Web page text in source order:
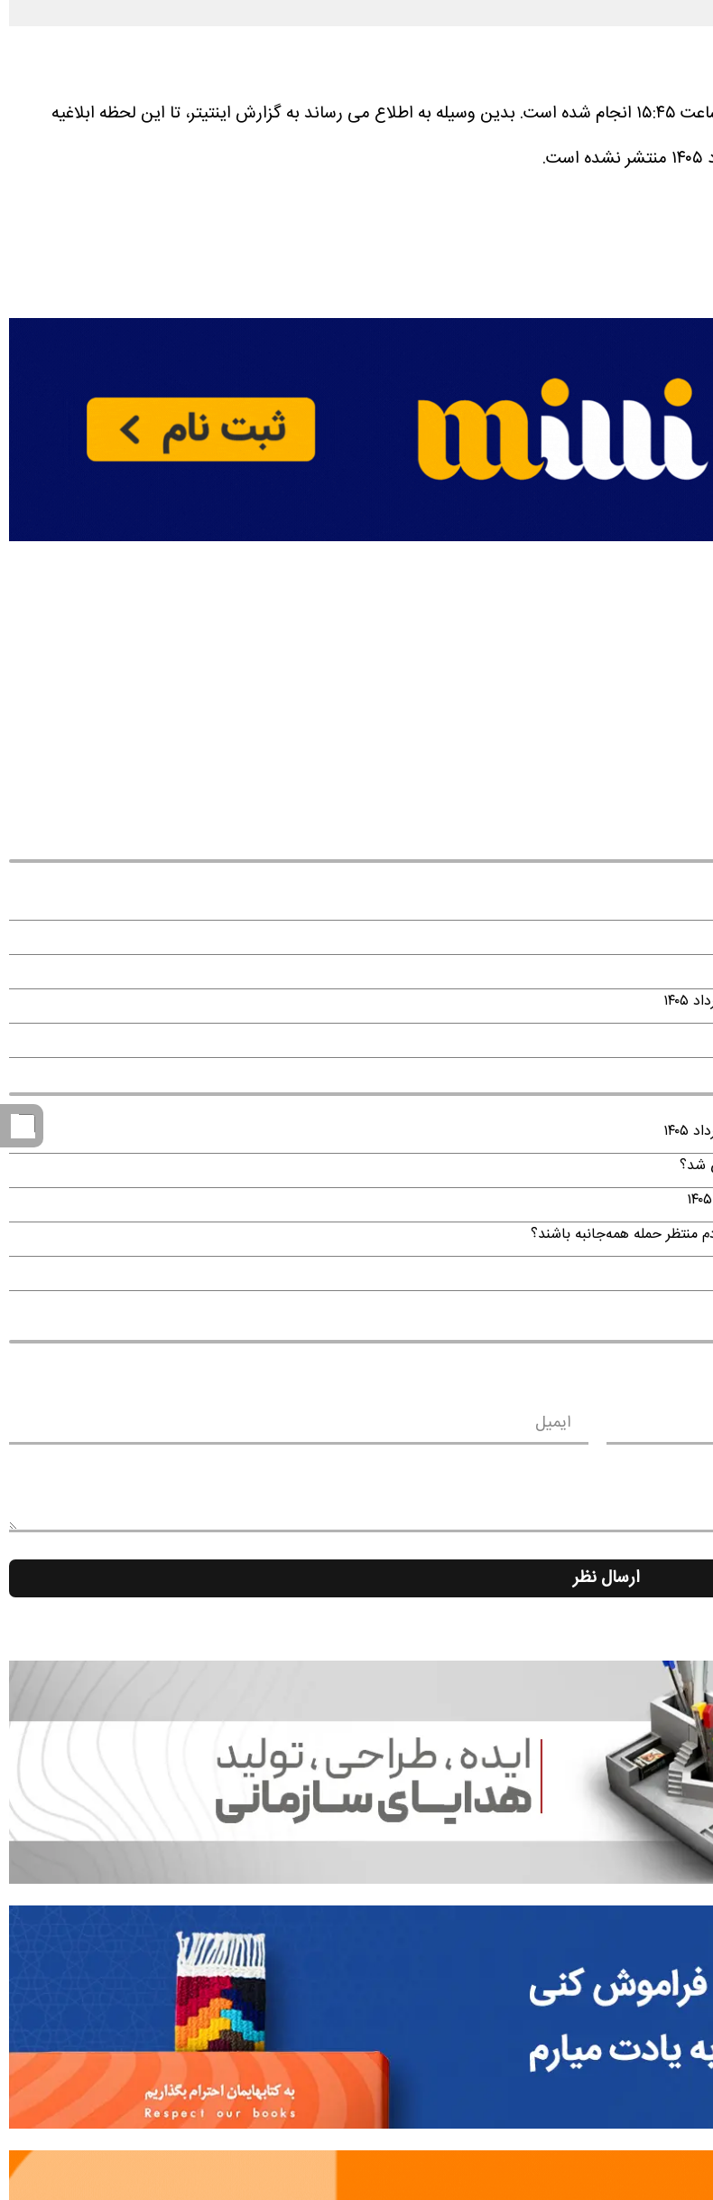
بدین وسیله به اطلاع می رساند به گزارش اینتیتر، تا این لحظه ابلاغیه
شد؟
منتظر حمله همه‌جانبه باشند؟
ایمیل
ارسال نظر